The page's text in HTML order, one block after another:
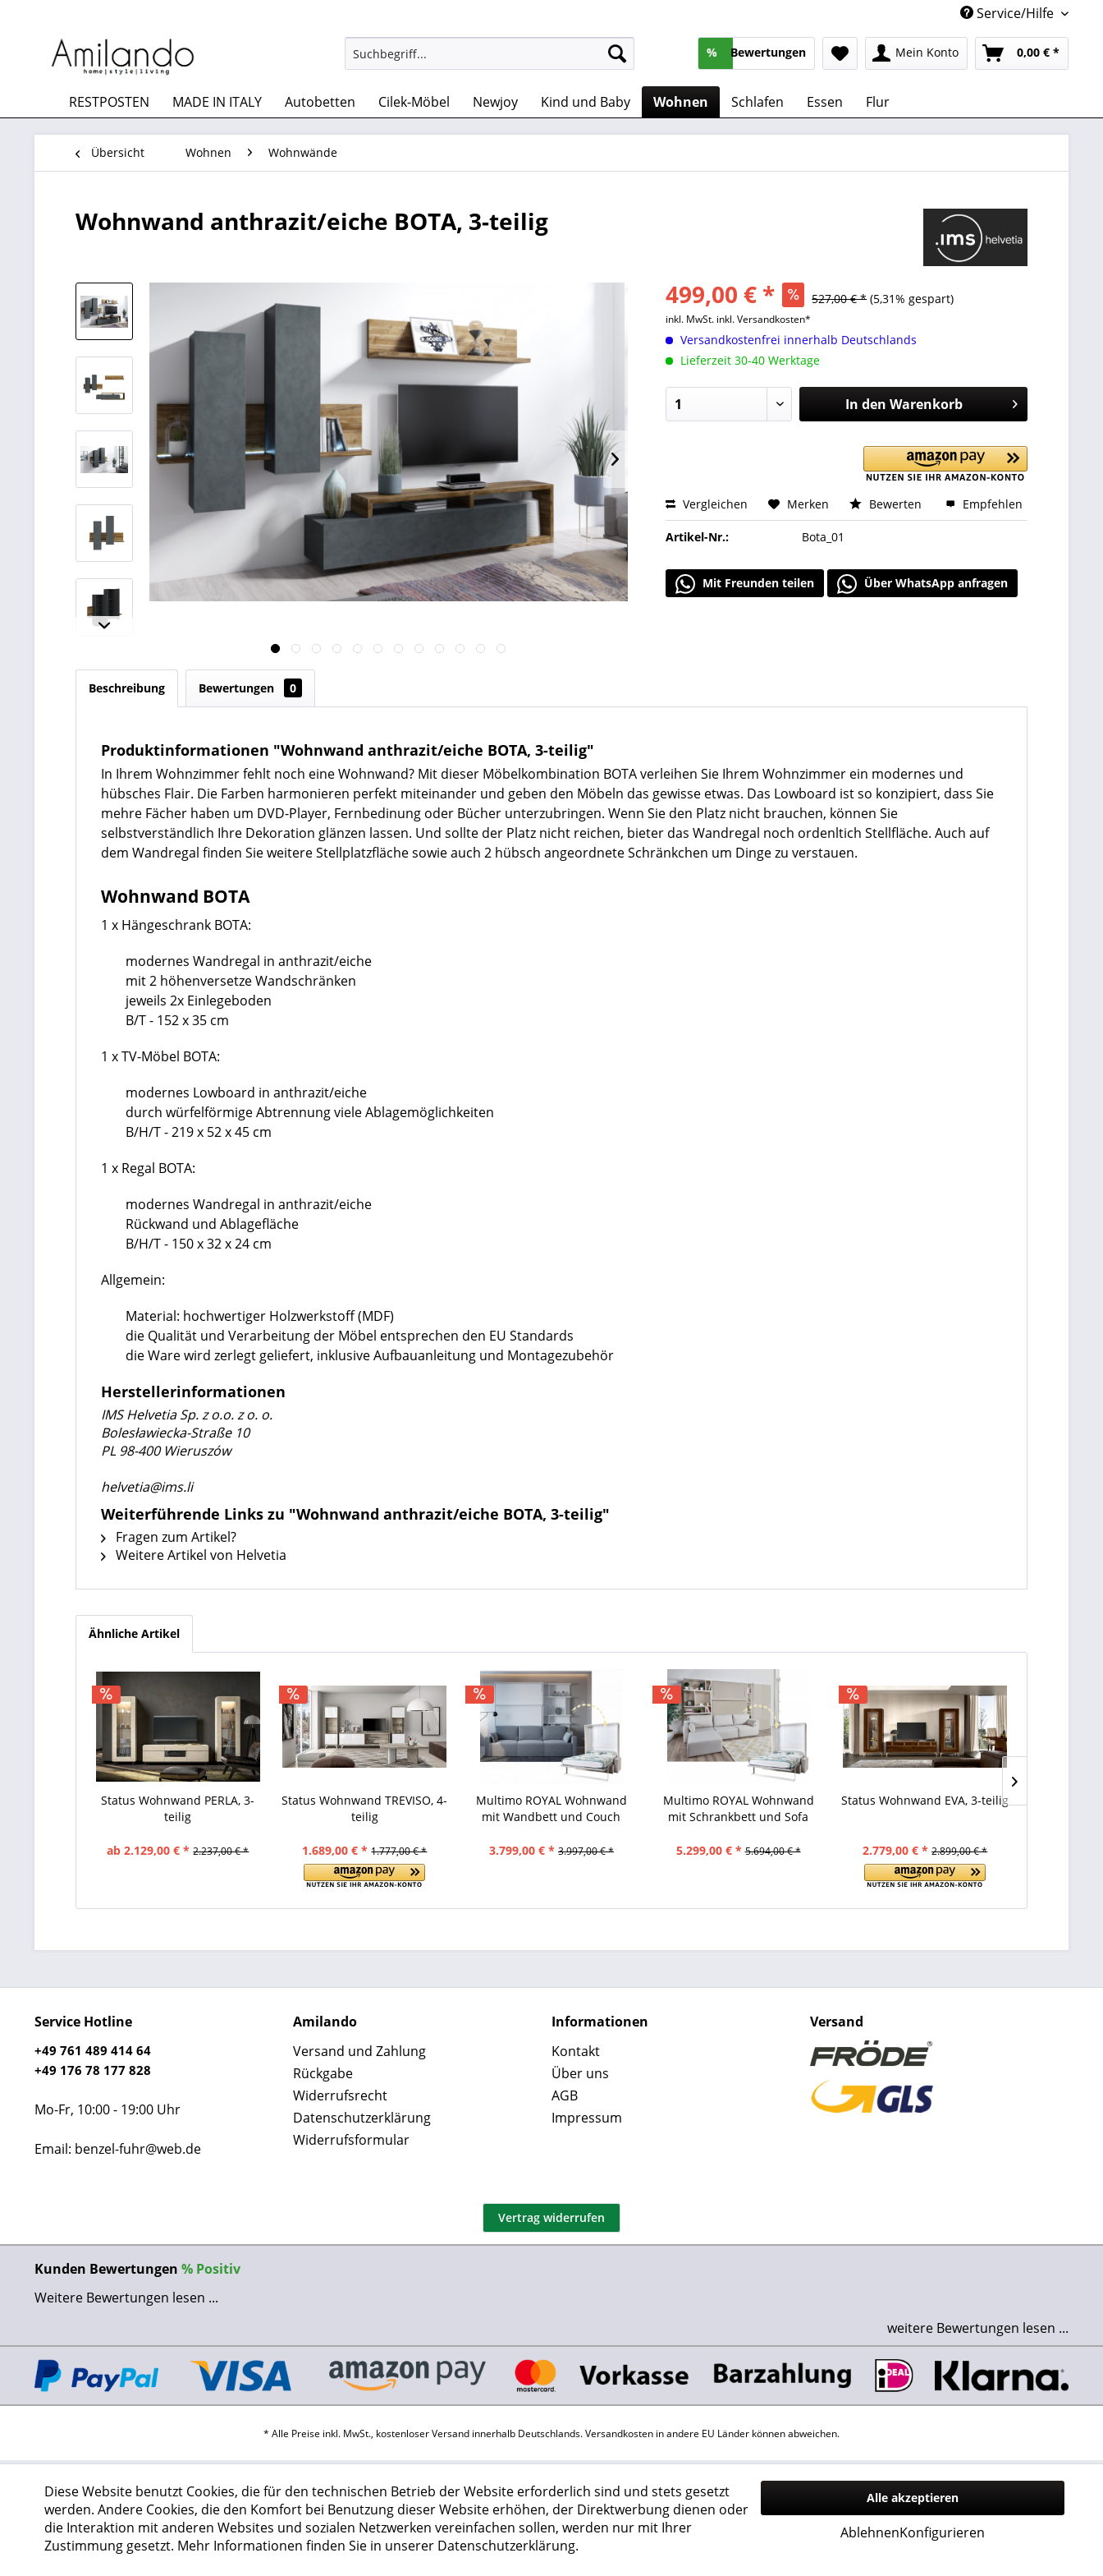
Service/Hilfe
% Bewertungen Mein Konto 0,00 € *
RESTPOSTEN MADE IN ITALY Autobetten Cilek-Möbel Newjoy Kind und Baby Wohnen Schlafen Essen Flur
Übersicht Wohnen Wohnwände
Wohnwand anthrazit/eiche BOTA, 3-teilig
499,00 € * 527,00 € * (5,31% gespart)
inkl. MwSt. inkl. Versandkosten*
Versandkostenfrei innerhalb Deutschlands
Lieferzeit 30-40 Werktage
In den Warenkorb
Vergleichen Merken Bewerten Empfehlen
Artikel-Nr.: Bota_01
Mit Freunden teilen Über WhatsApp anfragen
Beschreibung Bewertungen 0
Produktinformationen "Wohnwand anthrazit/eiche BOTA, 3-teilig"
In Ihrem Wohnzimmer fehlt noch eine Wohnwand? Mit dieser Möbelkombination BOTA verleihen Sie Ihrem Wohnzimmer ein modernes und
hübsches Flair. Die Farben harmonieren perfekt miteinander und geben den Möbeln das gewisse etwas. Das Lowboard ist so konzipiert, dass Sie
mehre Fächer haben um DVD-Player, Fernbedinung oder Bücher unterzubringen. Wenn Sie den Platz nicht brauchen, können Sie
selbstverständlich Ihre Dekoration glänzen lassen. Und sollte der Platz nicht reichen, bieter das Wandregal noch ordenltich Stellfläche. Auch auf
dem Wandregal finden Sie weitere Stellplatzfläche sowie auch 2 hübsch angeordnete Schränkchen um Dinge zu verstauen.
Wohnwand BOTA
1 x Hängeschrank BOTA:
modernes Wandregal in anthrazit/eiche
mit 2 höhenversetze Wandschränken
jeweils 2x Einlegeboden
B/T - 152 x 35 cm
1 x TV-Möbel BOTA:
modernes Lowboard in anthrazit/eiche
durch würfelförmige Abtrennung viele Ablagemöglichkeiten
B/H/T - 219 x 52 x 45 cm
1 x Regal BOTA:
modernes Wandregal in anthrazit/eiche
Rückwand und Ablagefläche
B/H/T - 150 x 32 x 24 cm
Allgemein:
Material: hochwertiger Holzwerkstoff (MDF)
die Qualität und Verarbeitung der Möbel entsprechen den EU Standards
die Ware wird zerlegt geliefert, inklusive Aufbauanleitung und Montagezubehör
Herstellerinformationen
IMS Helvetia Sp. z o.o. z o. o.
Bolesławiecka-Straße 10
PL 98-400 Wieruszów
helvetia@ims.li
Weiterführende Links zu "Wohnwand anthrazit/eiche BOTA, 3-teilig"
Fragen zum Artikel?
Weitere Artikel von Helvetia
Ähnliche Artikel
Status Wohnwand PERLA, 3-
teilig
ab 2.129,00 € * 2.237,00 € *
Status Wohnwand TREVISO, 4-
teilig
1.689,00 € * 1.777,00 € *
Multimo ROYAL Wohnwand
mit Wandbett und Couch
3.799,00 € * 3.997,00 € *
Multimo ROYAL Wohnwand
mit Schrankbett und Sofa
5.299,00 € * 5.694,00 € *
Status Wohnwand EVA, 3-teilig
2.779,00 € * 2.899,00 € *
Service Hotline
+49 761 489 414 64
+49 176 78 177 828
Mo-Fr, 10:00 - 19:00 Uhr
Email: benzel-fuhr@web.de
Amilando
Versand und Zahlung
Rückgabe
Widerrufsrecht
Datenschutzerklärung
Widerrufsformular
Informationen
Kontakt
Über uns
AGB
Impressum
Versand
Vertrag widerrufen
Kunden Bewertungen % Positiv
Weitere Bewertungen lesen ...
weitere Bewertungen lesen ...
* Alle Preise inkl. MwSt., kostenloser Versand innerhalb Deutschlands.Versandkosten in andere EU Länder können abweichen.
Diese Website benutzt Cookies, die für den technischen Betrieb der Website erforderlich sind und stets gesetzt
werden. Andere Cookies, die den Komfort bei Benutzung dieser Website erhöhen, der Direktwerbung dienen oder
die Interaktion mit anderen Websites und sozialen Netzwerken vereinfachen sollen, werden nur mit Ihrer
Zustimmung gesetzt. Mehr Informationen finden Sie in unserer Datenschutzerklärung.
Alle akzeptieren
AblehnenKonfigurieren